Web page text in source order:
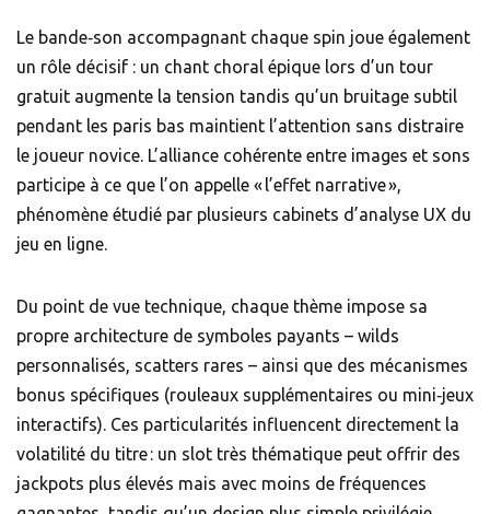
Le bande‑son accompagnant chaque spin joue également
un rôle décisif : un chant choral épique lors d’un tour
gratuit augmente la tension tandis qu’un bruitage subtil
pendant les paris bas maintient l’attention sans distraire
le joueur novice. L’alliance cohérente entre images et sons
participe à ce que l’on appelle « l’effet narrative »,
phénomène étudié par plusieurs cabinets d’analyse UX du
jeu en ligne.
Du point de vue technique, chaque thème impose sa
propre architecture de symboles payants – wilds
personnalisés, scatters rares – ainsi que des mécanismes
bonus spécifiques (rouleaux supplémentaires ou mini‑jeux
interactifs). Ces particularités influencent directement la
volatilité du titre : un slot très thématique peut offrir des
jackpots plus élevés mais avec moins de fréquences